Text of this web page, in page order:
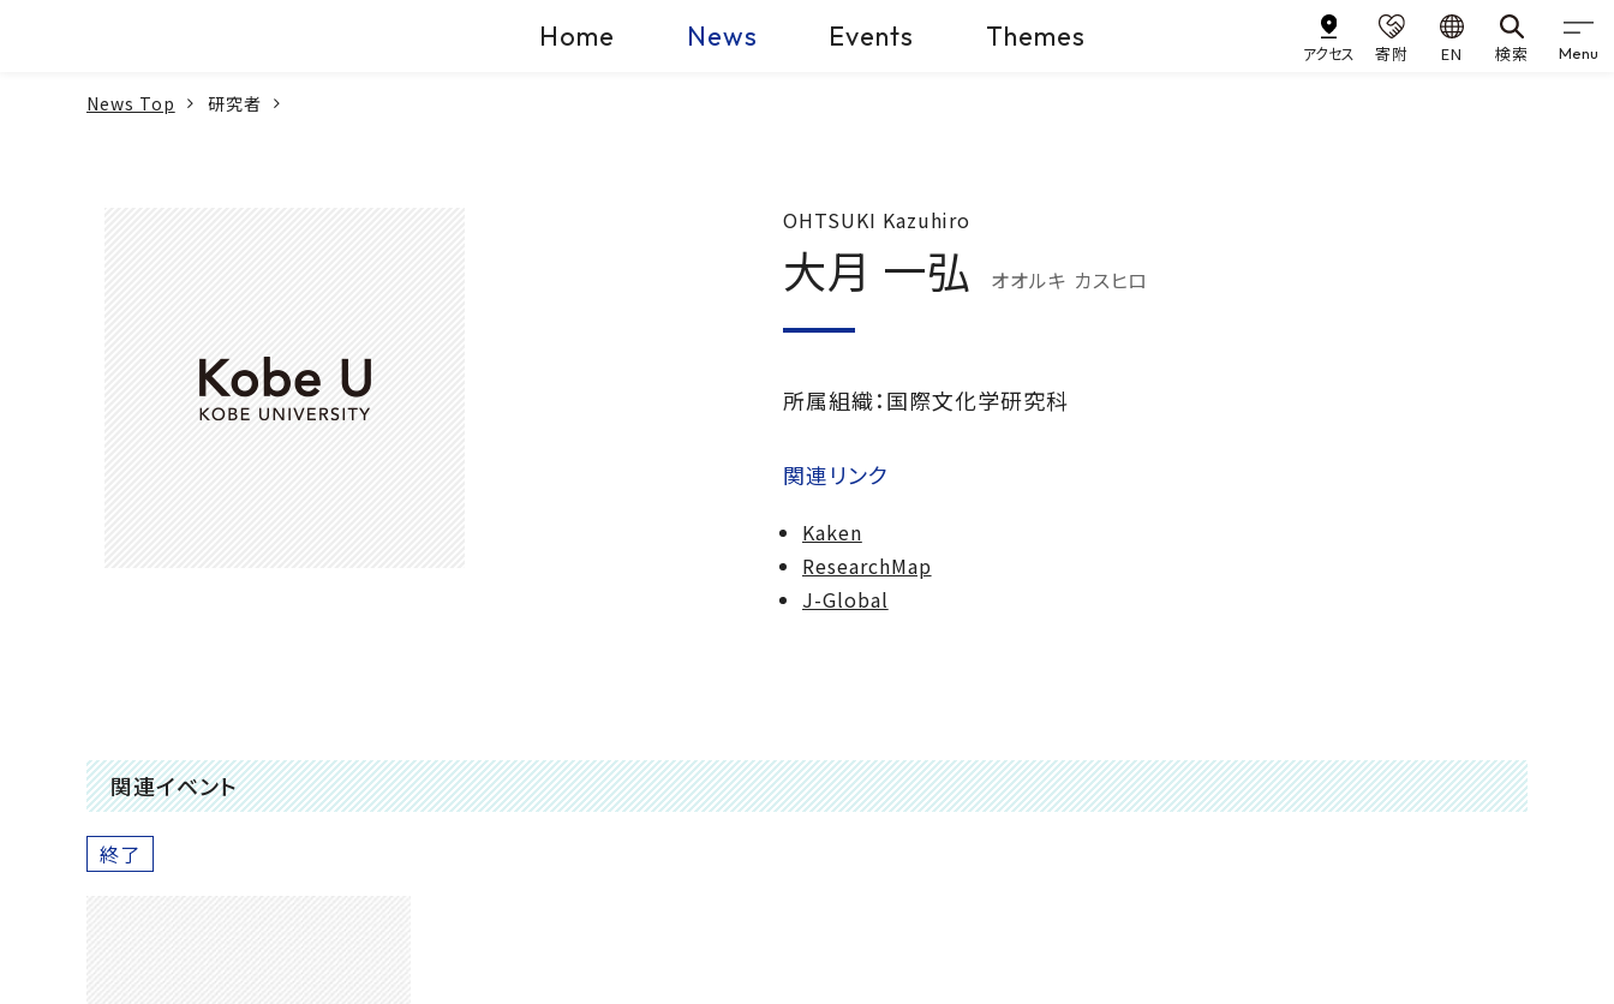
Home News Events Themes
アクセス 寄附 EN 検索 Menu
News Top 研究者
OHTSUKI Kazuhiro
大月 一弘 オオルキ カスヒロ
所属組織：国際文化学研究科
関連リンク
Kaken
ResearchMap
J-Global
関連イベント
終了